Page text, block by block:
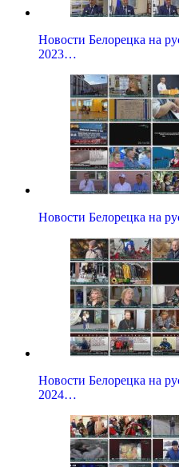
Новости Белорецка на
2023…
Новости Белорецка на
Новости Белорецка на
2024…